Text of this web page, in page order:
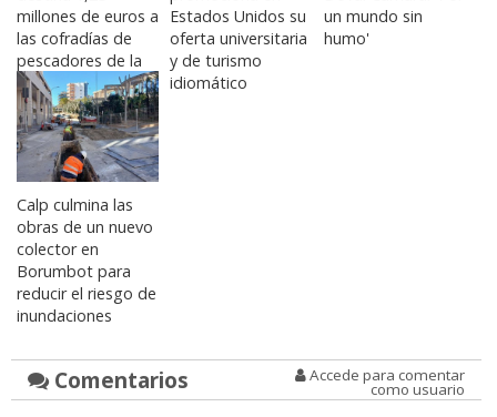
millones de euros a
las cofradías de
pescadores de la
Comunitat
Estados Unidos su
oferta universitaria
y de turismo
idiomático
un mundo sin
humo'
Calp culmina las
obras de un nuevo
colector en
Borumbot para
reducir el riesgo de
inundaciones
Comentarios Accede para comentar
como usuario